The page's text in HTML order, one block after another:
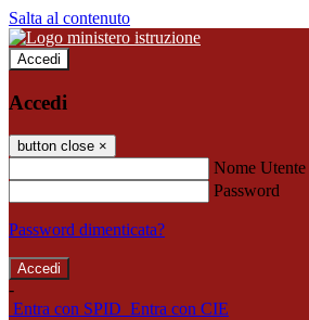
Salta al contenuto
Accedi
Accedi
button close ×
Nome Utente
Password
Password dimenticata?
-
Entra con SPID Entra con CIE